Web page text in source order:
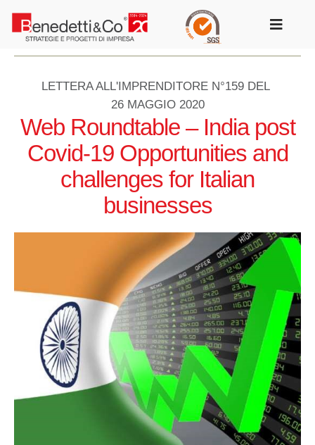
contenuto
Toggle
LETTERA ALL'IMPRENDITORE N°159 DEL
26 MAGGIO 2020
Web Roundtable – India post
Covid-19 Opportunities and
challenges for Italian
businesses